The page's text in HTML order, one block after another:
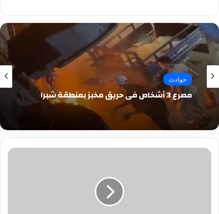
حوادث
مصرع 3 أشخاص في حريق مخبز بمنطقة شبرا
الهلالى: